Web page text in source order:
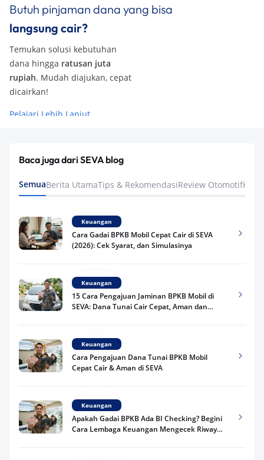
Butuh pinjaman dana yang bisa
langsung cair?
Temukan solusi kebutuhan
dana hingga ratusan juta
rupiah. Mudah diajukan, cepat
dicairkan!
Pelajari Lebih Lanjut
Baca juga dari SEVA blog
SemuaBerita UtamaTips & RekomendasiReview Otomotif
Keuangan
Cara Gadai BPKB Mobil Cepat Cair di SEVA
(2026): Cek Syarat, dan Simulasinya
Keuangan
15 Cara Pengajuan Jaminan BPKB Mobil di
SEVA: Dana Tunai Cair Cepat, Aman dan
Keuangan
Cara Pengajuan Dana Tunai BPKB Mobil
Cepat Cair & Aman di SEVA
Keuangan
Apakah Gadai BPKB Ada BI Checking? Begini
Cara Lembaga Keuangan Mengecek Riwayat